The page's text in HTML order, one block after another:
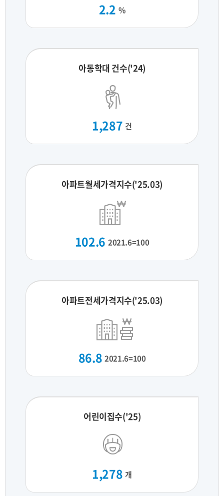
2.2 %
아동학대 건수('24)
1,287 건
아파트월세가격지수('25.03)
102.6 2021.6=100
아파트전세가격지수('25.03)
86.8 2021.6=100
어린이집수('25)
1,278 개